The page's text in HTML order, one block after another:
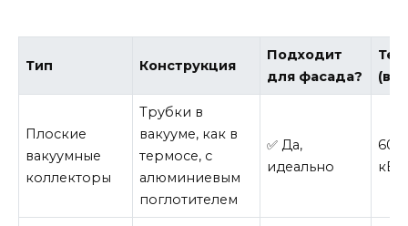
Тип Конструкция
Подходит
для фасада?
(в
Плоские
вакуумные
коллекторы
Трубки в
вакууме, как в
термосе, с
алюминиевым
поглотителем
✅ Да,
идеально